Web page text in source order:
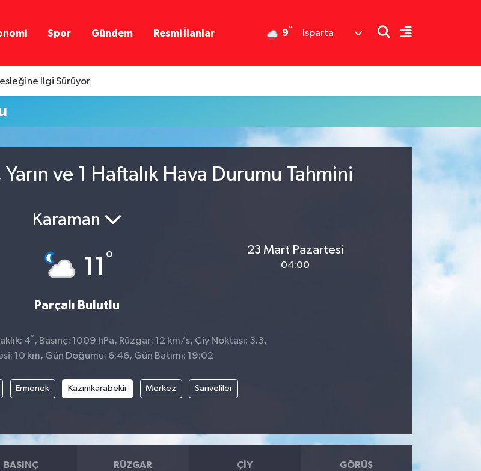
Spor Gündem Resmi İlanlar 9° Isparta
İlgi Sürüyor
ve 1 Haftalık Hava Durumu Tahmini
Karaman
11 °
Parçalı Bulutlu
23 Mart Pazartesi
04:00
4°, Basınç: 1009 hPa, Rüzgar: 12 km/s, Çiy Noktası: 3.3,
10 km, Gün Doğumu: 6:46, Gün Batımı: 19:02
Ermenek Kazımkarabekir Merkez Sarıveliler
BASINÇ RÜZGAR ÇIY GÖRÜŞ